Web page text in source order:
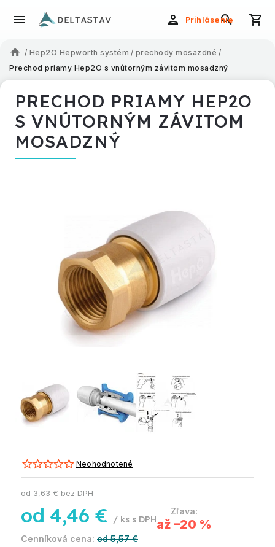
Prihlásenie
/ Hep2O Hepworth systém / prechody mosazdné /
Prechod priamy Hep2O s vnútorným závitom mosadzný
PRECHOD PRIAMY HEP2O
S VNÚTORNÝM ZÁVITOM
MOSADZNÝ
Neohodnotené
od 5,57 €
až –20 %
od 4,46 € / ks
od 3,63 € bez DPH